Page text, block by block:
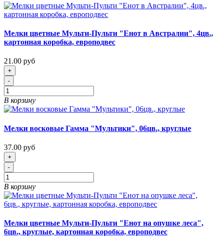
Мелки цветные Мульти-Пульти "Енот в Австралии", 4цв.,
картонная коробка, европодвес
21.00 руб
+
-
В корзину
Мелки восковые Гамма "Мультики", 06цв., круглые
37.00 руб
+
-
В корзину
Мелки цветные Мульти-Пульти "Енот на опушке леса",
6цв., круглые, картонная коробка, европодвес